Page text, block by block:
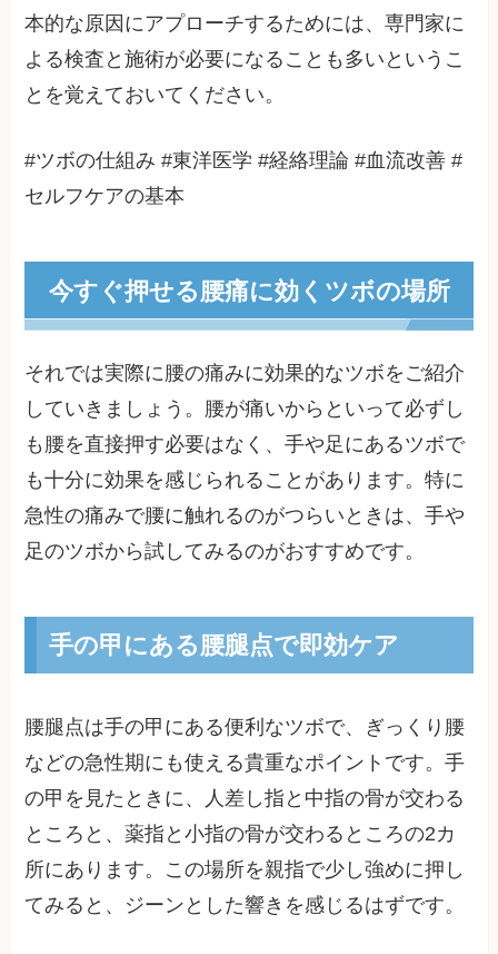
本的な原因にアプローチするためには、専門家に
よる検査と施術が必要になることも多いというこ
とを覚えておいてください。
#ツボの仕組み #東洋医学 #経絡理論 #血流改善 #
セルフケアの基本
今すぐ押せる腰痛に効くツボの場所
それでは実際に腰の痛みに効果的なツボをご紹介
していきましょう。腰が痛いからといって必ずし
も腰を直接押す必要はなく、手や足にあるツボで
も十分に効果を感じられることがあります。特に
急性の痛みで腰に触れるのがつらいときは、手や
足のツボから試してみるのがおすすめです。
手の甲にある腰腿点で即効ケア
腰腿点は手の甲にある便利なツボで、ぎっくり腰
などの急性期にも使える貴重なポイントです。手
の甲を見たときに、人差し指と中指の骨が交わる
ところと、薬指と小指の骨が交わるところの2カ
所にあります。この場所を親指で少し強めに押し
てみると、ジーンとした響きを感じるはずです。